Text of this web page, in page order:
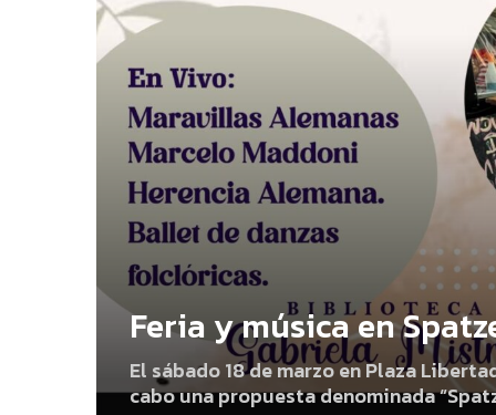
Feria y música en
El sábado 18 de marzo en Plaza
cabo una propuesta denominada